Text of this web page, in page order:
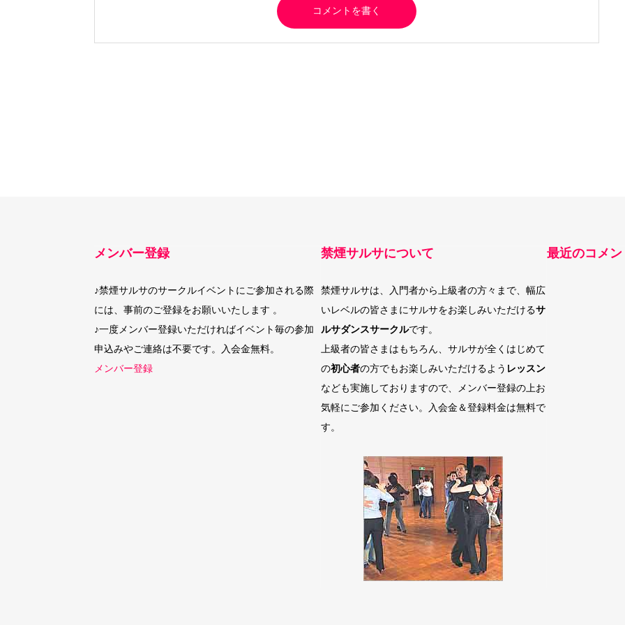
メンバー登録
♪禁煙サルサのサークルイベントにご参加される際
には、事前のご登録をお願いいたします 。
♪一度メンバー登録いただければイベント毎の参加
申込みやご連絡は不要です。入会金無料。
メンバー登録
禁煙サルサについて
禁煙サルサは、入門者から上級者の方々まで、幅広
いレベルの皆さまにサルサをお楽しみいただけるサ
ルサダンスサークルです。
上級者の皆さまはもちろん、サルサが全くはじめて
の初心者の方でもお楽しみいただけるよう レッスン
なども実施しておりますので、メンバー登録の上お
気軽にご参加ください。入会金＆登録料金は無料で
す。
最近のコメン